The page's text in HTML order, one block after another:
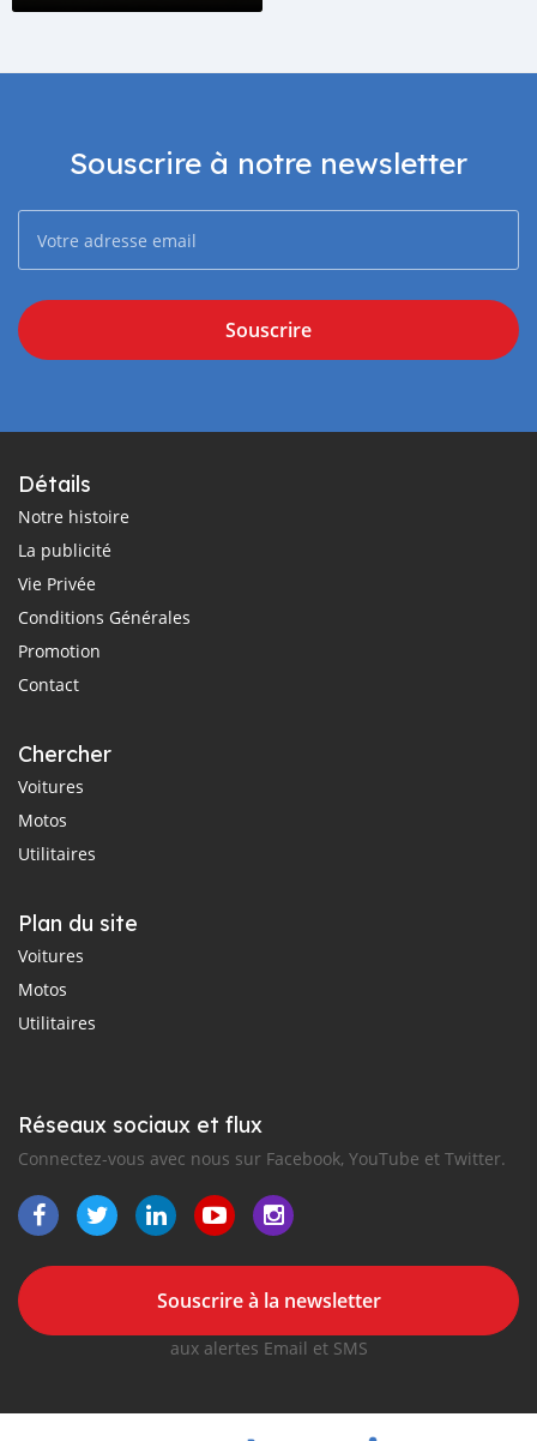
aux Comores : Guide
Souscrire à notre newsletter
Souscrire
Détails
Notre histoire
La publicité
Vie Privée
Conditions Générales
Promotion
Contact
Chercher
Voitures
Motos
Utilitaires
Plan du site
Voitures
Motos
Utilitaires
Réseaux sociaux et flux
Connectez-vous avec nous sur Facebook, YouTube et Twitter.
Souscrire à la newsletter
aux alertes Email et SMS